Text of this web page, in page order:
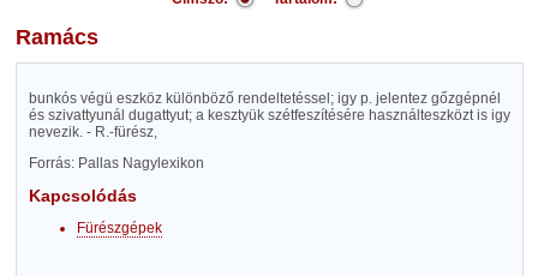
Ramács
bunkós végü eszköz különböző rendeltetéssel; igy p. jelentez gőzgépnél
és szivattyunál dugattyut; a kesztyük szétfeszítésére használteszközt is igy
nevezik. - R.-fürész,
Forrás: Pallas Nagylexikon
Kapcsolódás
Fürészgépek